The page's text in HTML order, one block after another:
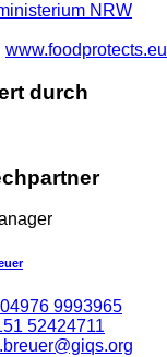
NRW
www.foodprotects.eu
durch
04976 9993965
52424711